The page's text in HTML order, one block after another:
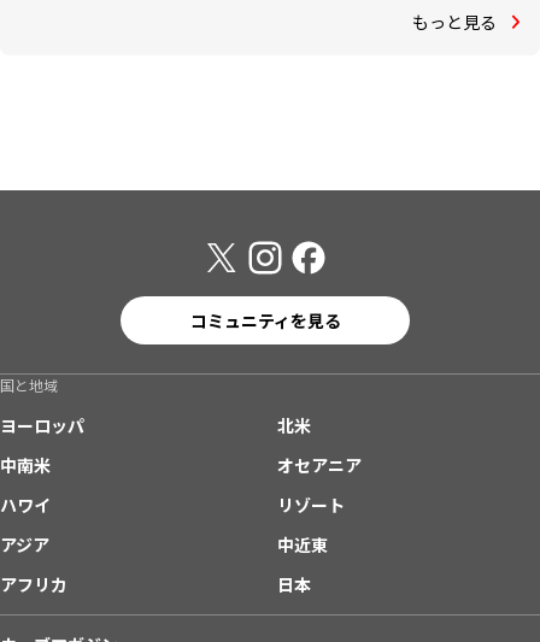
もっと見る
コミュニティを見る
国と地域
ヨーロッパ
北米
中南米
オセアニア
ハワイ
リゾート
アジア
中近東
アフリカ
日本